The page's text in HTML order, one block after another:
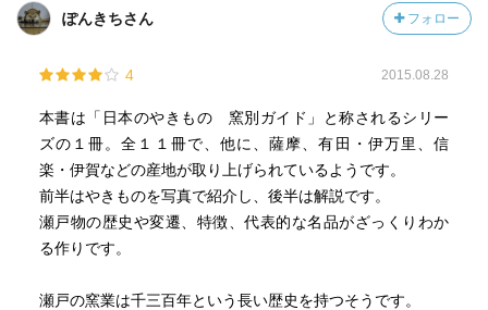
ぽんきちさん フォロー
4 2015.08.28
本書は「日本のやきもの 窯別ガイド」と称されるシリー
ズの１冊。全１１冊で、他に、薩摩、有田・伊万里、信
楽・伊賀などの産地が取り上げられているようです。
前半はやきものを写真で紹介し、後半は解説です。
瀬戸物の歴史や変遷、特徴、代表的な名品がざっくりわか
る作りです。
瀬戸の窯業は千三百年という長い歴史を持つそうです。